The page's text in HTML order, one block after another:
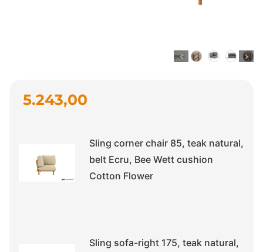
5.243,00
Sling corner chair 85, teak natural,
belt Ecru, Bee Wett cushion
Cotton Flower
Sling sofa-right 175, teak natural,